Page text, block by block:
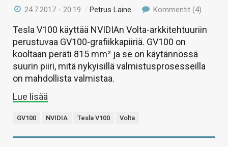
24.7.2017 - 20:19 /Petrus Laine Kommentit (4)
Tesla V100 käyttää NVIDIAn Volta-arkkitehtuuriin
perustuvaa GV100-grafiikkapiiriä. GV100 on
kooltaan peräti 815 mm² ja se on käytännössä
suurin piiri, mitä nykyisillä valmistusprosesseilla
on mahdollista valmistaa.
Lue lisää
GV100 NVIDIA Tesla V100 Volta